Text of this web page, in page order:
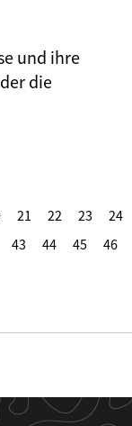
und ihre
die
21 22 23
24
43 44 45
46